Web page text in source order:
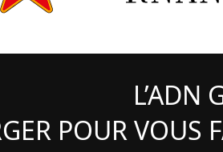
L’ADN
POUR VOUS